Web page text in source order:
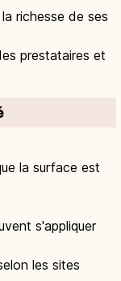
richesse de ses
prestataires et
la surface est
s'appliquer
les sites